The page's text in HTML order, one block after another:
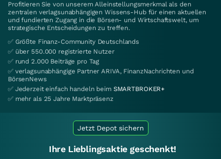
Profitieren Sie von unserem Alleinstellungsmerkmal als den
zentralen verlagsunabhängigen Wissens-Hub für einen aktuellen
und fundierten Zugang in die Börsen- und Wirtschaftswelt, um
strategische Entscheidungen zu treffen.
✅ Größte Finanz-Community Deutschlands
✅ über 550.000 registrierte Nutzer
✅ rund 2.000 Beiträge pro Tag
✅ verlagsunabhängige Partner ARIVA, FinanzNachrichten und
BörsenNews
✅ Jederzeit einfach handeln beim SMARTBROKER+
✅ mehr als 25 Jahre Marktpräsenz
Jetzt Depot sichern
Ihre Lieblingsaktie geschenkt!